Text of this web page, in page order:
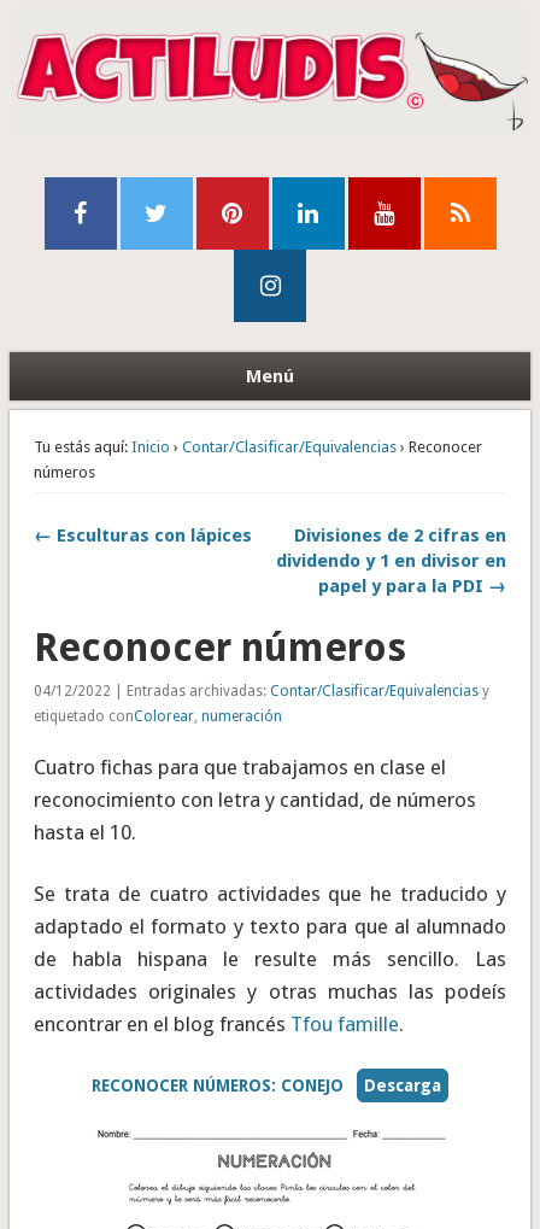
Menú
Tu estás aquí: Inicio › Contar/Clasificar/Equivalencias› Reconocer
números
← Esculturas con lápices
Divisiones de 2 cifras en
dividendo y 1 en divisor en
papel y para la PDI →
Reconocer números
04/12/2022 | Entradas archivadas: Contar/Clasificar/Equivalenciasy
etiquetado conColorear, numeración
Cuatro fichas para que trabajamos en clase el
reconocimiento con letra y cantidad, de números
hasta el 10.
Se trata de cuatro actividades que he traducido y
adaptado el formato y texto para que al alumnado
de habla hispana le resulte más sencillo. Las
actividades originales y otras muchas las podeís
encontrar en el blog francés Tfou famille.
RECONOCER NÚMEROS: CONEJO Descarga